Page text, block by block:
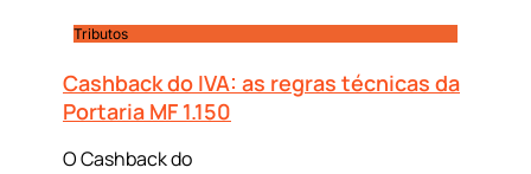
Tributos
Cashback do IVA: as regras técnicas da
Portaria MF 1.150
O Cashback do